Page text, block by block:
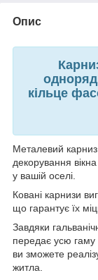
Опис
кільце
Металевий
декорування
у вашій оселі.
Ковані карнизи
що гарантує їх
Завдяки
передає усю гаму
ви зможете
житла.